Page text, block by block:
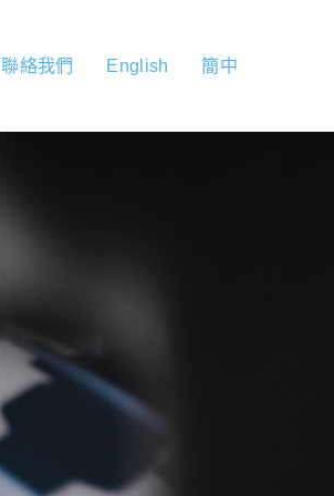
聯絡我們 English 簡中